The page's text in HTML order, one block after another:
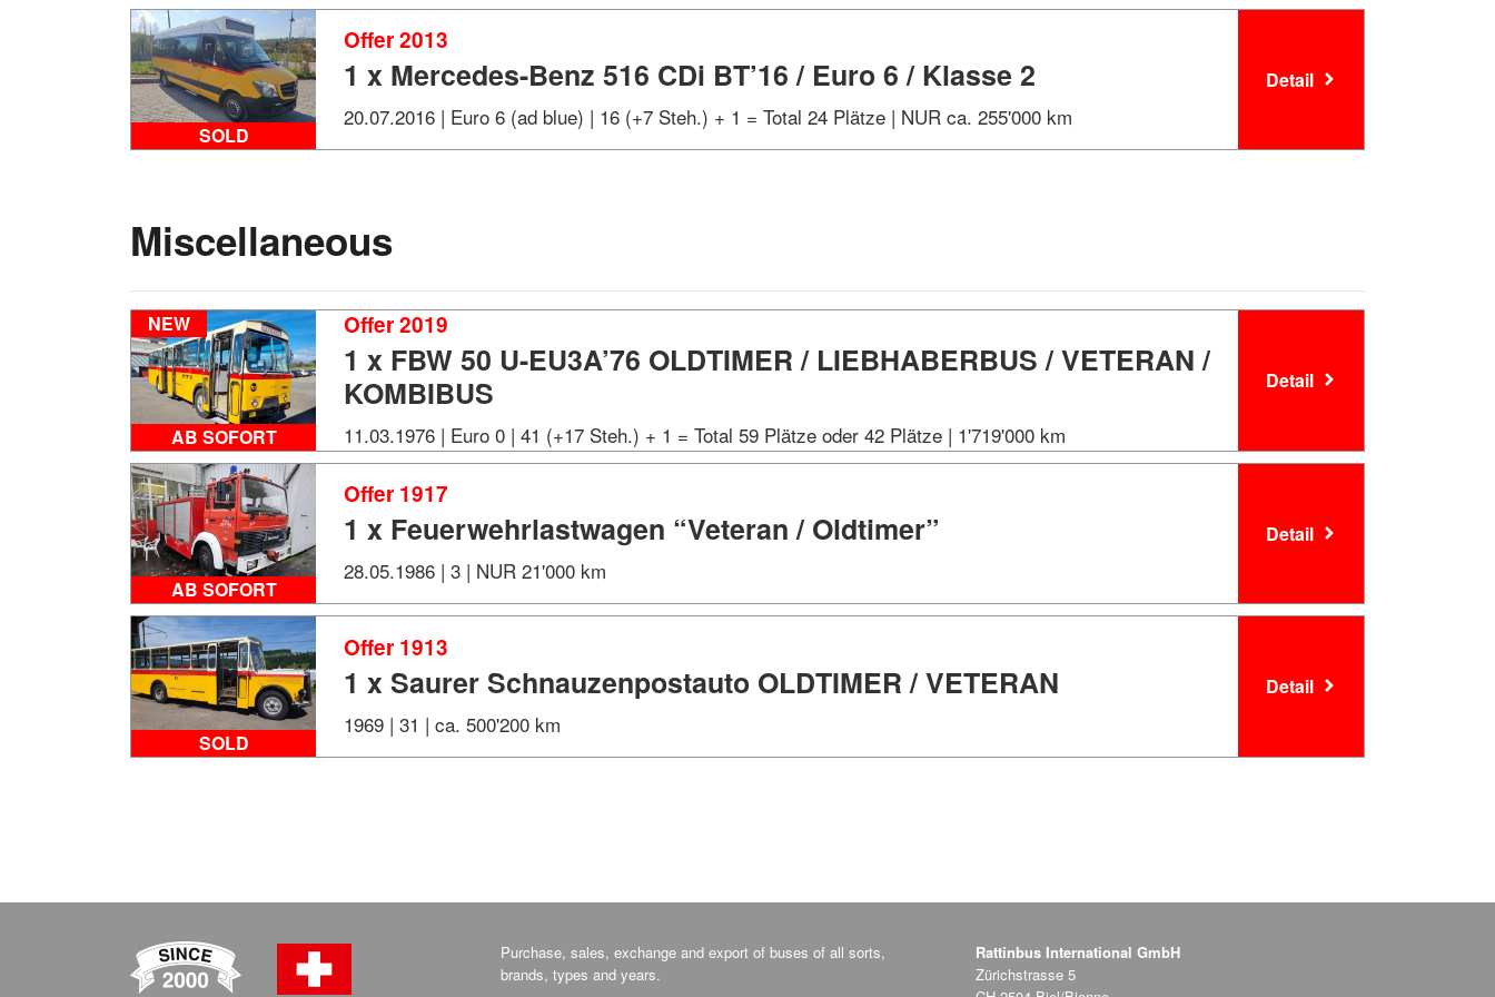
SOLD
Offer 2013
1 x Mercedes-Benz 516 CDi BT’16 / Euro 6 / Klasse 2
20.07.2016 | Euro 6 (ad blue) | 16 (+7 Steh.) + 1 = Total 24 Plätze | NUR ca. 255'000 km
Detail
Miscellaneous
AB SOFORT
NEW Offer 2019
1 x FBW 50 U-EU3A’76 OLDTIMER / LIEBHABERBUS / VETERAN /
KOMBIBUS
11.03.1976 | Euro 0 | 41 (+17 Steh.) + 1 = Total 59 Plätze oder 42 Plätze | 1'719'000 km
Detail
AB SOFORT
Offer 1917
1 x Feuerwehrlastwagen “Veteran / Oldtimer”
28.05.1986 | 3 | NUR 21'000 km
Detail
SOLD
Offer 1913
1 x Saurer Schnauzenpostauto OLDTIMER / VETERAN
1969 | 31 | ca. 500'200 km
Detail
Purchase, sales, exchange and export of buses of all sorts,
brands, types and years.
Rattinbus International GmbH
Zürichstrasse 5